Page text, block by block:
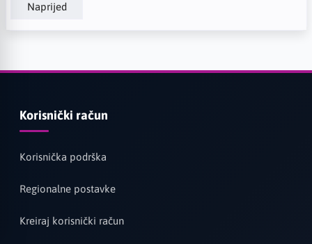
Naprijed
Korisnički račun
Korisnička podrška
Regionalne postavke
Kreiraj korisnički račun